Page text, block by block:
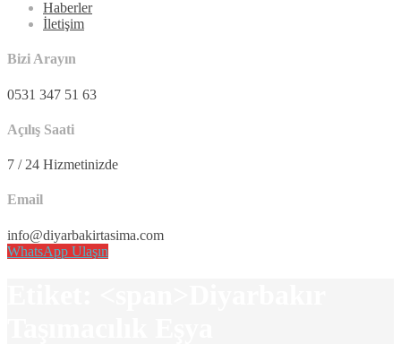
Haberler
İletişim
Bizi Arayın
0531 347 51 63
Açılış Saati
7 / 24 Hizmetinizde
Email
info@diyarbakirtasima.com
WhatsApp Ulaşın